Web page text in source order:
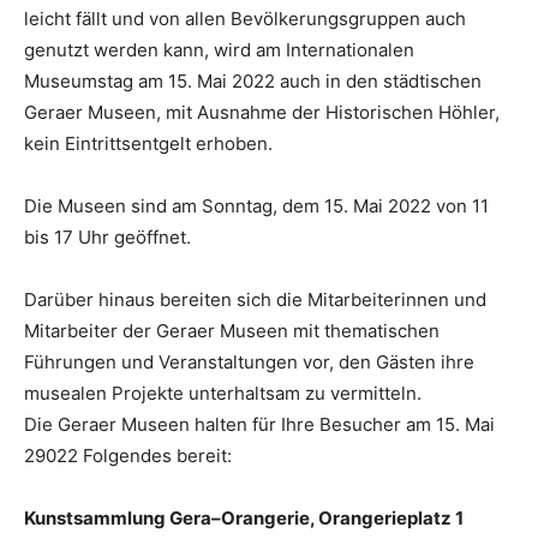
leicht fällt und von allen Bevölkerungsgruppen auch
genutzt werden kann, wird am Internationalen
Museumstag am 15. Mai 2022 auch in den städtischen
Geraer Museen, mit Ausnahme der Historischen Höhler,
kein Eintrittsentgelt erhoben.
Die Museen sind am Sonntag, dem 15. Mai 2022 von 11
bis 17 Uhr geöffnet.
Darüber hinaus bereiten sich die Mitarbeiterinnen und
Mitarbeiter der Geraer Museen mit thematischen
Führungen und Veranstaltungen vor, den Gästen ihre
musealen Projekte unterhaltsam zu vermitteln.
Die Geraer Museen halten für Ihre Besucher am 15. Mai
29022 Folgendes bereit:
Kunstsammlung Gera–Orangerie, Orangerieplatz 1